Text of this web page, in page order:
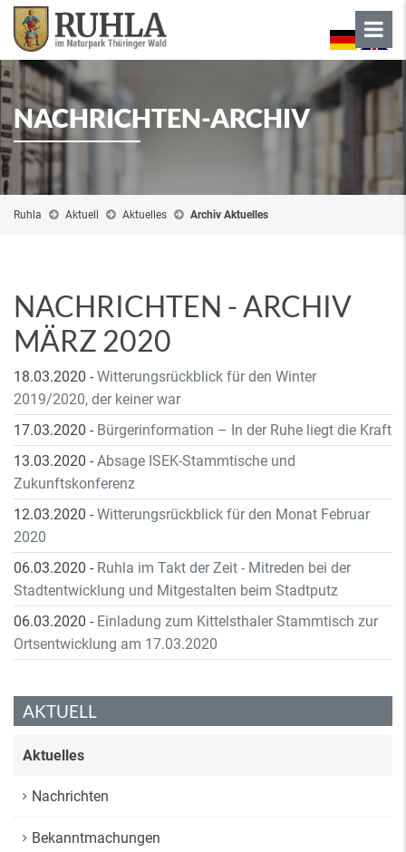
NACHRICHTEN-ARCHIV
Ruhla Aktuell Aktuelles Archiv Aktuelles
NACHRICHTEN - ARCHIV
MÄRZ 2020
18.03.2020 - Witterungsrückblick für den Winter
2019/2020, der keiner war
17.03.2020 - Bürgerinformation – In der Ruhe liegt die Kraft
13.03.2020 - Absage ISEK-Stammtische und
Zukunftskonferenz
12.03.2020 - Witterungsrückblick für den Monat Februar
2020
06.03.2020 - Ruhla im Takt der Zeit - Mitreden bei der
Stadtentwicklung und Mitgestalten beim Stadtputz
06.03.2020 - Einladung zum Kittelsthaler Stammtisch zur
Ortsentwicklung am 17.03.2020
AKTUELL
Aktuelles
Nachrichten
Bekanntmachungen